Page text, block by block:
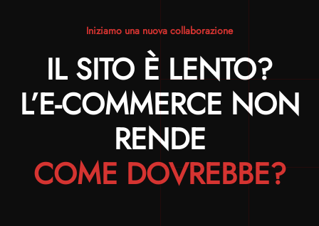
Iniziamo una nuova collaborazione
IL SITO È LENTO?
L’E-COMMERCE NON
RENDE
COME DOVREBBE?